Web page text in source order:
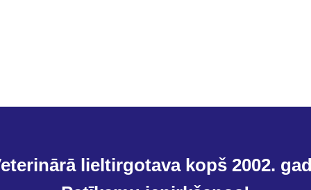
lieltirgotava kopš 2002.